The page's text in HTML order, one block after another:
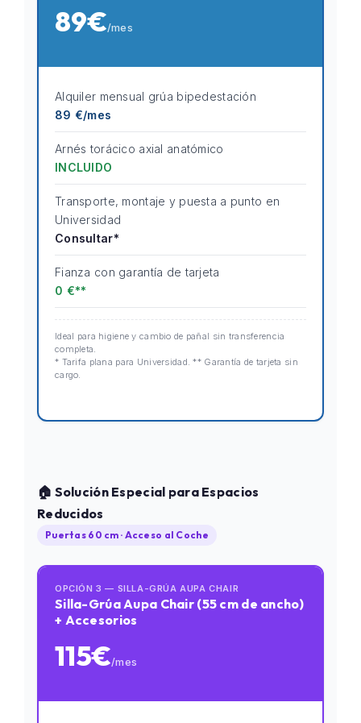
89€/mes
Alquiler mensual grúa bipedestación
89 €/mes
Arnés torácico axial anatómico
INCLUIDO
Transporte, montaje y puesta a punto en
Universidad
Consultar*
Fianza con garantía de tarjeta
0 €**
Ideal para higiene y cambio de pañal sin transferencia
completa.
* Tarifa plana para Universidad. ** Garantía de tarjeta sin
cargo.
🏠 Solución Especial para Espacios
Reducidos
Puertas 60 cm · Acceso al Coche
OPCIÓN 3 — SILLA-GRÚA AUPA CHAIR
Silla-Grúa Aupa Chair (55 cm de ancho)
+ Accesorios
115€/mes